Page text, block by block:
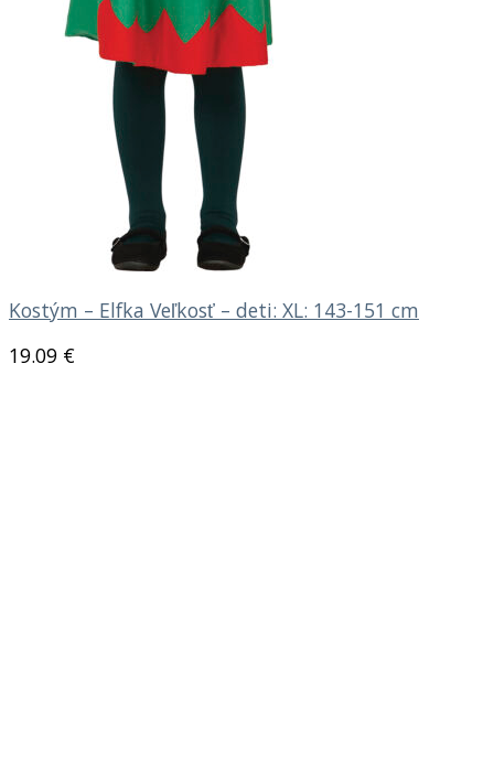
Kostým – Elfka Veľkosť – deti: XL: 143-151 cm
19.09 €